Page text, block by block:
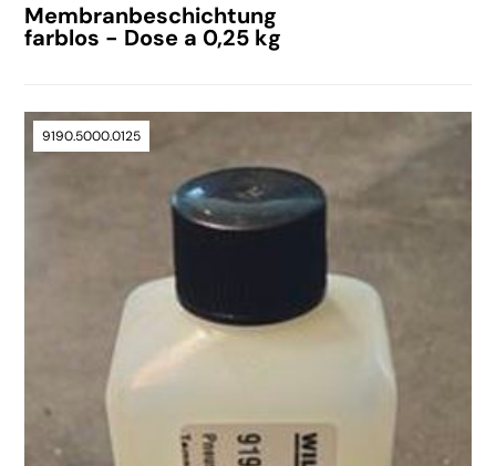
Membranbeschichtung
farblos - Dose a 0,25 kg
9190.5000.0125